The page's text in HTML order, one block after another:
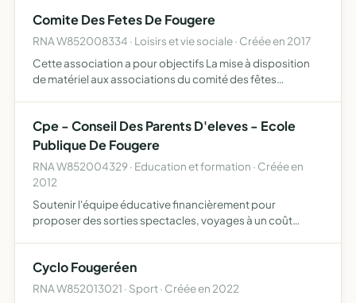
Comite Des Fetes De Fougere
RNA W852008334 · Loisirs et vie sociale · Créée en 2017
Cette association a pour objectifs La mise à disposition
de matériel aux associations du comité des fêtes
Cpe - Conseil Des Parents D'eleves - Ecole
Publique De Fougere
RNA W852004329 · Education et formation · Créée en
2012
Soutenir l'équipe éducative financièrement pour
proposer des sorties spectacles, voyages à un coût
du lien entre pare…
Cyclo Fougeréen
RNA W852013021 · Sport · Créée en 2022